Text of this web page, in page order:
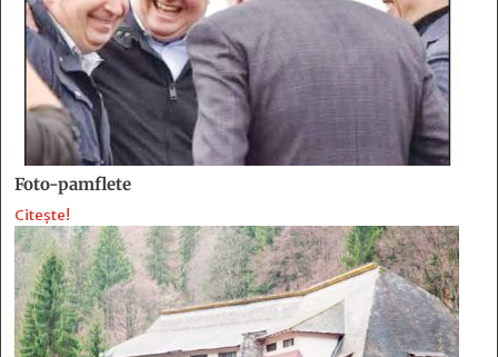
Foto-pamflete
Citește!